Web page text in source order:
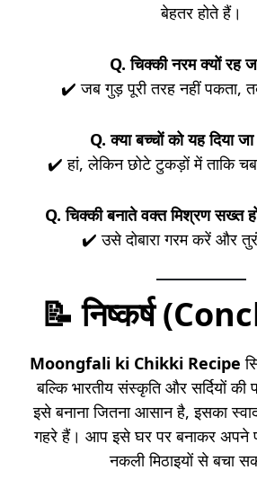
बेहतर होते हैं।
Q. चिक्की नरम क्यों रह
✔️ जब गुड़ पूरी तरह नहीं पकता,
Q. क्या बच्चों को यह दिया
✔️ हां, लेकिन छोटे टुकड़ों में ताकि
Q. चिक्की बनाते वक्त मिश्रण सख्त
✔️ उसे दोबारा गरम करें और
📝निष्कर्ष
Moongfali ki Chikki Recipe
बल्कि भारतीय संस्कृति और सर्दियों की
इसे बनाना जितना आसान है, इसका
गहरे हैं। आप इसे घर पर बनाकर अपने
नकली मिठाइयों से बचा